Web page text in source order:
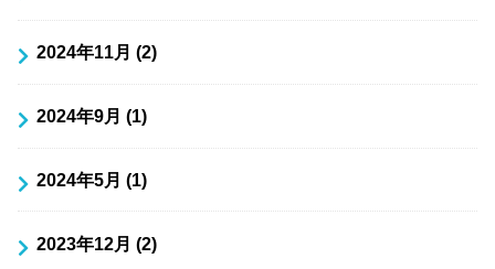
2024年11月 (2)
2024年9月 (1)
2024年5月 (1)
2023年12月 (2)